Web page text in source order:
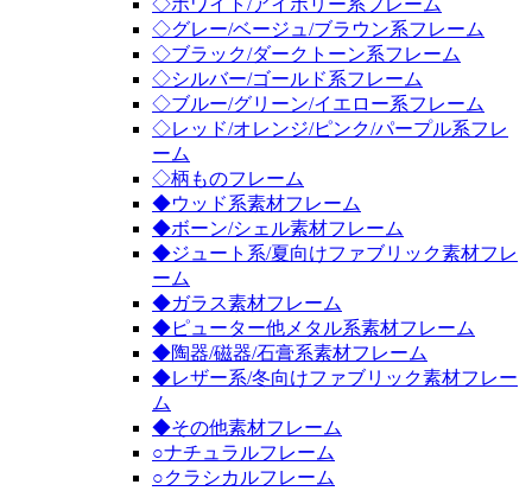
◇ホワイト/アイボリー系フレーム
◇グレー/ベージュ/ブラウン系フレーム
◇ブラック/ダークトーン系フレーム
◇シルバー/ゴールド系フレーム
◇ブルー/グリーン/イエロー系フレーム
◇レッド/オレンジ/ピンク/パープル系フレ
ーム
◇柄ものフレーム
◆ウッド系素材フレーム
◆ボーン/シェル素材フレーム
◆ジュート系/夏向けファブリック素材フレ
ーム
◆ガラス素材フレーム
◆ピューター他メタル系素材フレーム
◆陶器/磁器/石膏系素材フレーム
◆レザー系/冬向けファブリック素材フレー
ム
◆その他素材フレーム
○ナチュラルフレーム
○クラシカルフレーム